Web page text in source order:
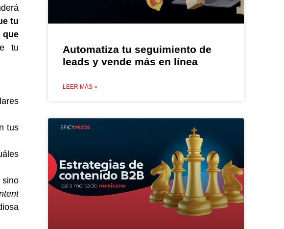
tu
que
tu
tus
sino
Automatiza tu seguimiento de
leads y vende más en línea
LEER MÁS »